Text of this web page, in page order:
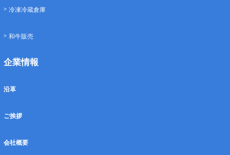
冷凍冷蔵倉庫
和牛販売
企業情報
沿革
ご挨拶
会社概要